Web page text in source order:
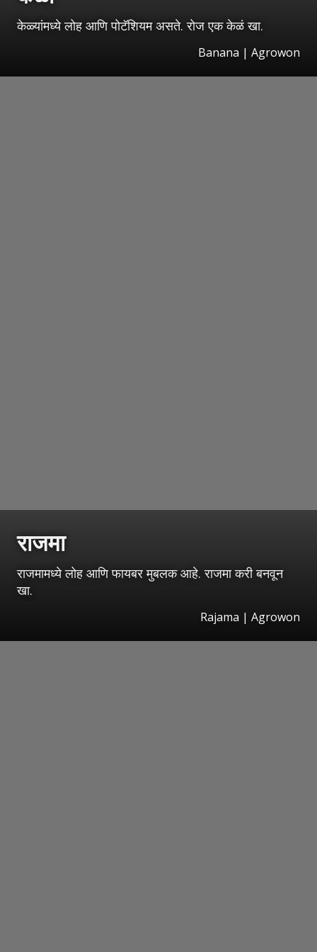
केळ्यांमध्ये लोह आणि पोटॅशियम असते. रोज एक केळं खा.
Banana | Agrowon
राजमा
राजमामध्ये लोह आणि फायबर मुबलक आहे. राजमा करी बनवून
खा.
Rajama | Agrowon